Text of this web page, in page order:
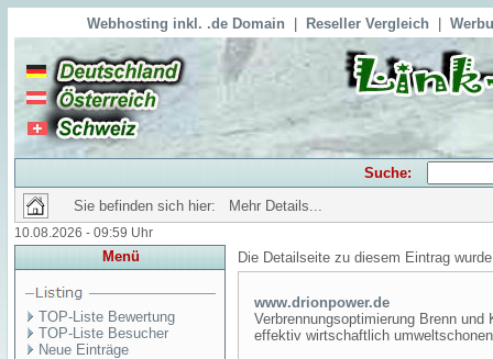
Webhosting inkl. .de Domain Reseller Vergleich
Suche:
Sie befinden sich hier: Mehr Details...
10.08.2026 - 09:59 Uhr
Menü
TOP-Liste Bewertung
TOP-Liste Besucher
Neue Einträge
Die Detailseite zu diesem Eintrag
www.drionpower.de
Verbrennungsoptimierung Brenn und
effektiv wirtschaftlich